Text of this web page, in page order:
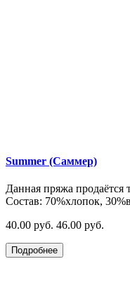
Summer (Саммер)
Данная пряжа продаётся
Состав: 70%хлопок,
40.00 руб. 46.00 руб.
Подробнее